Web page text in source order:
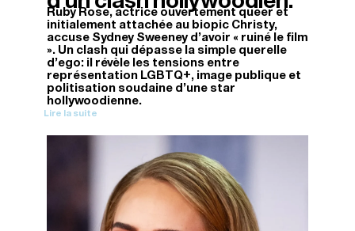
Ruby Rose, actrice ouvertement queer et
initialement attachée au biopic Christy,
accuse Sydney Sweeney d'avoir « ruiné le film
». Un clash qui dépasse la simple querelle
d'ego: il révèle les tensions entre
représentation LGBTQ+, image publique et
politisation soudaine d'une star
hollywoodienne.
Lire la suite